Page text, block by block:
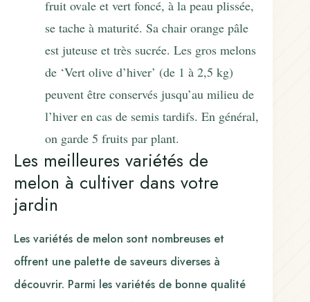
fruit ovale et vert foncé, à la peau plissée,
se tache à maturité. Sa chair orange pâle
est juteuse et très sucrée. Les gros melons
de ‘Vert olive d’hiver’ (de 1 à 2,5 kg)
peuvent être conservés jusqu’au milieu de
l’hiver en cas de semis tardifs. En général,
on garde 5 fruits par plant.
Les meilleures variétés de
melon à cultiver dans votre
jardin
Les variétés de melon sont nombreuses et
offrent une palette de saveurs diverses à
découvrir. Parmi les variétés de bonne qualité